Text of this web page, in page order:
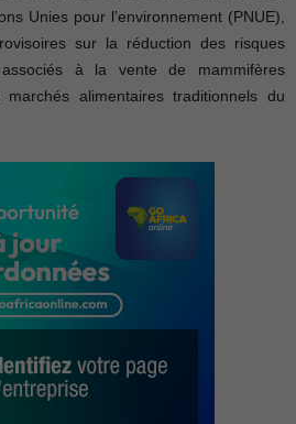
Unies pour l’environnement (PNUE),
sur la réduction des risques
à la vente de mammifères
alimentaires traditionnels du